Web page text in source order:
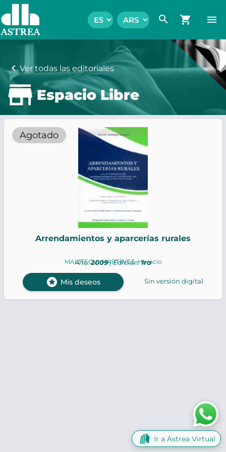
search shopping_cart menu
chevron_leftVer todas las editoriales
Espacio Libre
Agotado
Arrendamientos y aparcerías rurales
MAIZTEGUI MARTÍNEZ, Horacio
Año:2009| Edición:1ra
stars Mis deseos Sin versión digital
Ir a Astrea Virtual